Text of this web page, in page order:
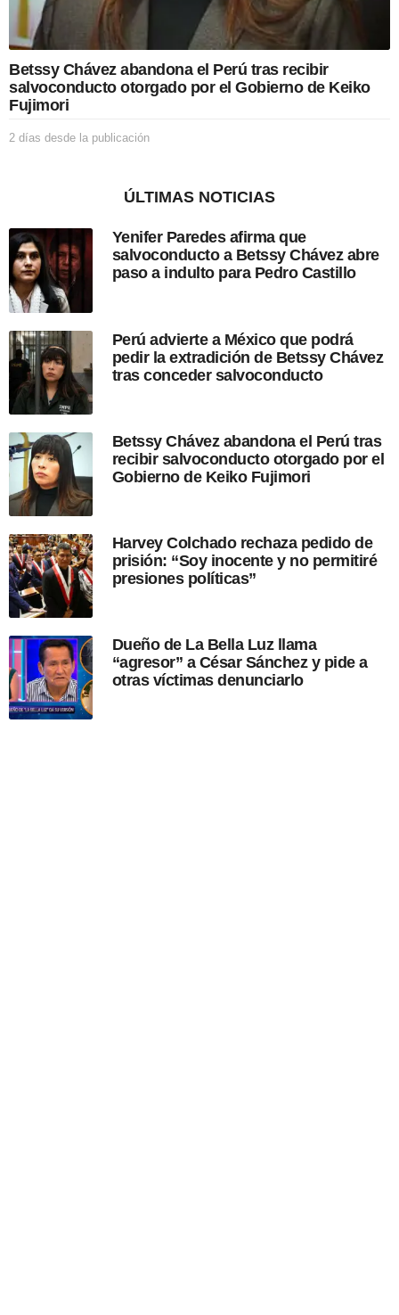
a
c
Betssy Chávez abandona el Perú tras recibir
salvoconducto otorgado por el Gobierno de Keiko
Fujimori
2 días desde la publicación
s
e
s
d
p
b
a
c
i
ÚLTIMAS NOTICIAS
Yenifer Paredes afirma que
salvoconducto a Betssy Chávez abre
paso a indulto para Pedro Castillo
Perú advierte a México que podrá
pedir la extradición de Betssy Chávez
tras conceder salvoconducto
Betssy Chávez abandona el Perú tras
recibir salvoconducto otorgado por el
Gobierno de Keiko Fujimori
Harvey Colchado rechaza pedido de
prisión: “Soy inocente y no permitiré
presiones políticas”
Dueño de La Bella Luz llama
“agresor” a César Sánchez y pide a
otras víctimas denunciarlo